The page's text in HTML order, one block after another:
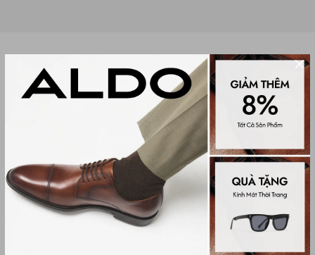
GIÀY THỂ THAO THỜI TRANG NAM
JULSEN
2,350,000₫
WHITE